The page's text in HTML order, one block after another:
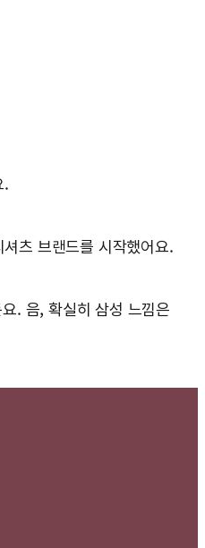
.
츠 브랜드를 시작했어요.
. 음, 확실히 삼성 느낌은